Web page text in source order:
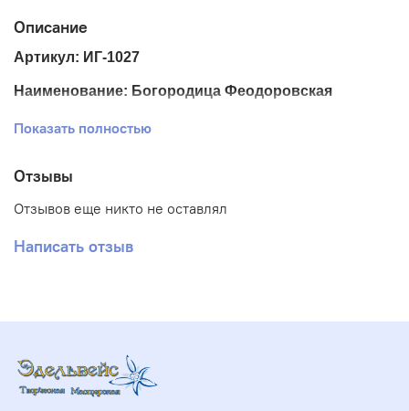
Описание
Артикул: ИГ-1027
Наименование: Богородица Феодоровская
Размер ткани 20*24 см
Показать полностью
Отзывы
Отзывов еще никто не оставлял
Написать отзыв